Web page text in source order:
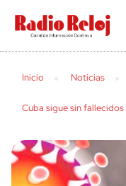
cerrar
Inicio Noticias
Cuba sigue sin